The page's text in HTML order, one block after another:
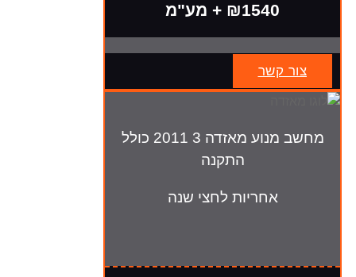
₪1540 + מע"מ
צור קשר
מחשב מנוע מאזדה 3 2011 כולל
התקנה
אחריות לחצי שנה